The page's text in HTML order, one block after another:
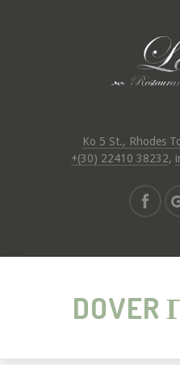
Ko 5 St., Rhodes
+(30) 22410 38232,